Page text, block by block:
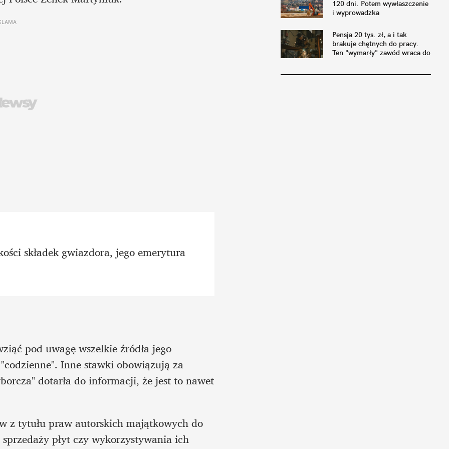
składek gwiazdora, jego emerytura
pod uwagę wszelkie źródła jego
Inne stawki obowiązują za
dotarła do informacji, że jest to nawet
z tytułu praw autorskich majątkowych do
płyt czy wykorzystywania ich
120 dni. Potem wywłaszczenie
i wyprowadzka
Pensja 20 tys. zł, a i tak
brakuje chętnych do pracy.
Ten "wymarły" zawód wraca do